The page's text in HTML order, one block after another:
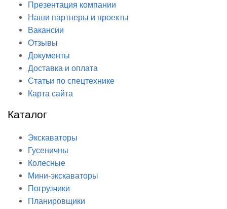
Презентация компании
Наши партнеры и проекты
Вакансии
Отзывы
Документы
Доставка и оплата
Статьи по спецтехнике
Карта сайта
Каталог
Экскаваторы
Гусеничны
Колесные
Мини-экскаваторы
Погрузчики
Планировщики